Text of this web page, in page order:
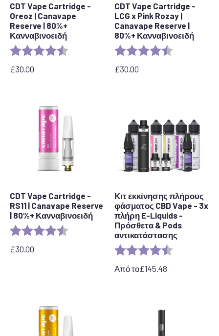
CDT Vape Cartridge -
Oreoz | Canavape
Reserve | 80%+
Κανναβινοειδή
Αξιολόγηση: 4,4 από 5 αστέρια
£30.00
CDT Vape Cartridge -
LCG x Pink Rozay |
Canavape Reserve |
80%+ Κανναβινοειδή
Αξιολόγηση:
£30.00
CDT Vape Cartridge -
RS11 | Canavape Reserve
| 80%+ Κανναβινοειδή
Αξιολόγηση: 4,7 από 5 αστέρια
£30.00
Κιτ εκκίνησης πλήρους
φάσματος CBD Vape - 3x
πλήρη E-Liquids -
Πρόσθετα & Pods
αντικατάστασης
Αξιολόγηση:
Από το£145.48